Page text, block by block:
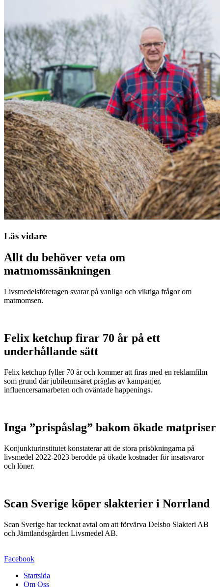
Läs vidare
Allt du behöver veta om
matmomssänkningen
Livsmedelsföretagen svarar på vanliga och viktiga frågor om
matmomsen.
Felix ketchup firar 70 år på ett
underhållande sätt
Felix ketchup fyller 70 år och kommer att firas med en reklamfilm
som grund där jubileumsåret präglas av kampanjer,
influencersamarbeten och oväntade happenings.
Inga ”prispåslag” bakom ökade matpriser
Konjunkturinstitutet konstaterar att de stora prisökningarna på
livsmedel 2022-2023 berodde på ökade kostnader för insatsvaror
och löner.
Scan Sverige köper slakterier i Norrland
Scan Sverige har tecknat avtal om att förvärva Delsbo Slakteri AB
och Jämtlandsgården Livsmedel AB.
Facebook
Startsida
Om Oss